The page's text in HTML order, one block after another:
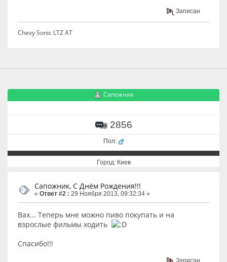
Записан
Chevy Sonic LTZ AT
Сапожник
2856
Пол:
Город: Киев
Сапожник, С Днём Рождения!!!
« Ответ #2 : 29 Ноября 2013, 09:32:34 »
Вах... Теперь мне можно пиво покупать и на
взрослые фильмы ходить
Спасибо!!!
Записан